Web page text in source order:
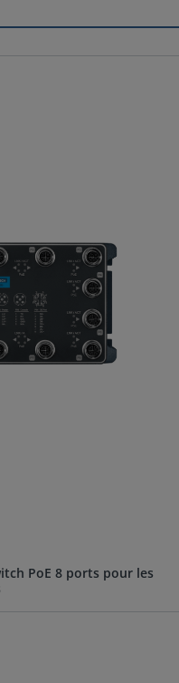
PoE 8 ports pour les